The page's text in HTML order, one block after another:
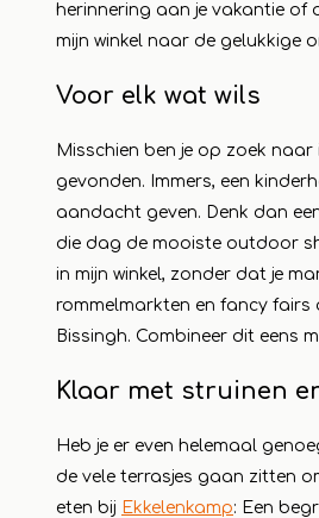
herinnering aan je vakantie of
mijn winkel naar de gelukkige
Voor elk wat wils
Misschien ben je op zoek
gevonden. Immers, een
aandacht geven. Denk dan
die dag de mooiste outdoor
in mijn winkel, zonder dat je
rommelmarkten en fancy fairs
Bissingh. Combineer dit eens
Klaar met struinen
Heb je er even helemaal
de vele terrasjes gaan zitten
eten bij Ekkelenkamp: Een